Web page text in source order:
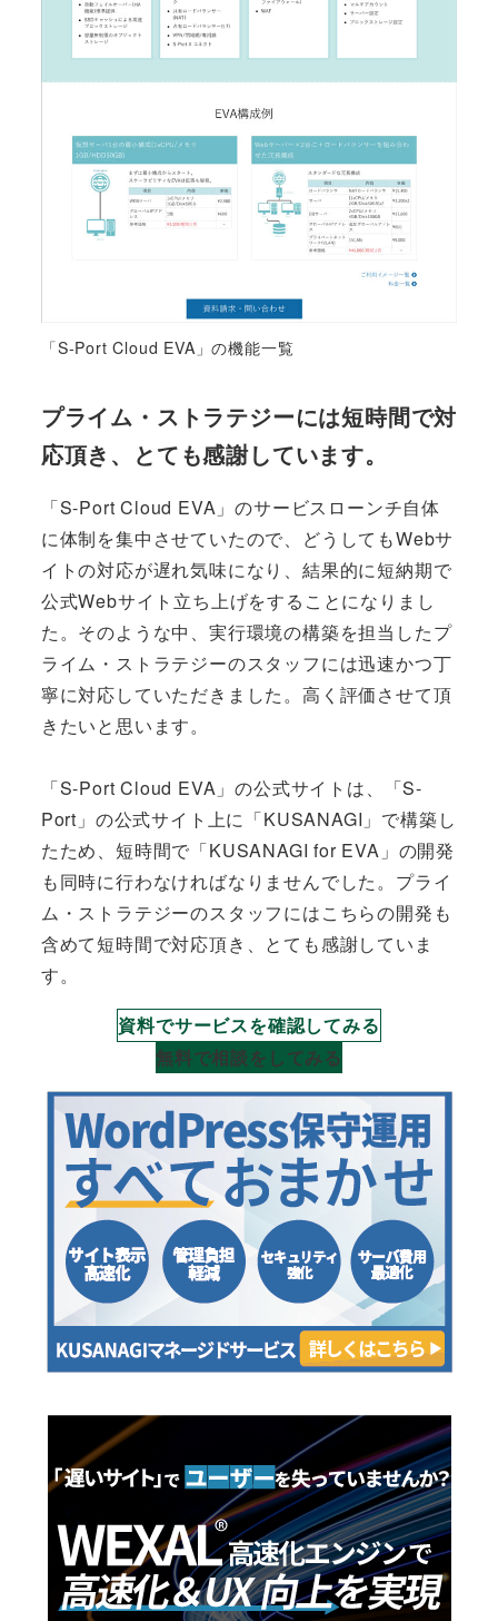
「S-Port Cloud EVA」の機能一覧
プライム・ストラテジーには短時間で対
応頂き、とても感謝しています。
「S-Port Cloud EVA」のサービスローンチ自体
に体制を集中させていたので、どうしてもWebサ
イトの対応が遅れ気味になり、結果的に短納期で
公式Webサイト立ち上げをすることになりまし
た。そのような中、実行環境の構築を担当したプ
ライム・ストラテジーのスタッフには迅速かつ丁
寧に対応していただきました。高く評価させて頂
きたいと思います。
「S-Port Cloud EVA」の公式サイトは、「S-
Port」の公式サイト上に「KUSANAGI」で構築し
たため、短時間で「KUSANAGI for EVA」の開発
も同時に行わなければなりませんでした。プライ
ム・ストラテジーのスタッフにはこちらの開発も
含めて短時間で対応頂き、とても感謝していま
す。
資料でサービスを確認してみる
無料で相談をしてみる